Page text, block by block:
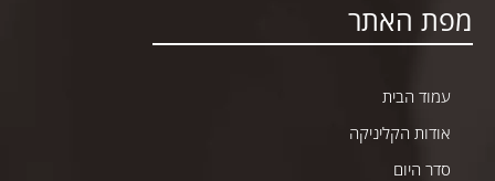
מפת האתר
עמוד הבית
אודות הקליניקה
סדר היום